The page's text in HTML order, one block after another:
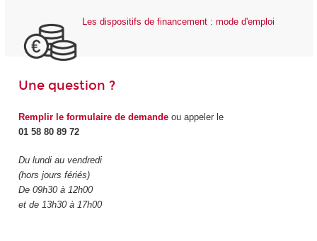
Les dispositifs de financement : mode d'emploi
Une question ?
Remplir le formulaire de demandeou appeler le
01 58 80 89 72
Du lundi au vendredi
(hors jours fériés)
De 09h30 à 12h00
et de 13h30 à 17h00